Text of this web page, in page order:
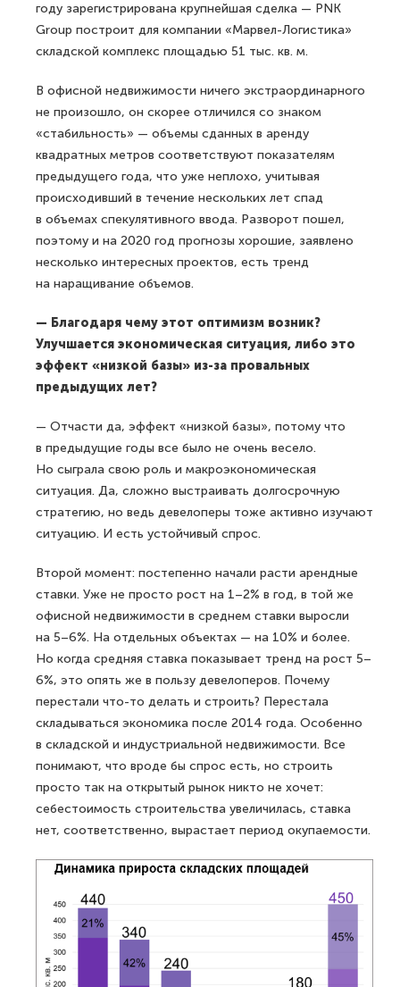
году зарегистрирована крупнейшая сделка — PNK
Group построит для компании «Марвел-Логистика»
складской комплекс площадью 51 тыс. кв. м.
В офисной недвижимости ничего экстраординарного
не произошло, он скорее отличился со знаком
«стабильность» — объемы сданных в аренду
квадратных метров соответствуют показателям
предыдущего года, что уже неплохо, учитывая
происходивший в течение нескольких лет спад
в объемах спекулятивного ввода. Разворот пошел,
поэтому и на 2020 год прогнозы хорошие, заявлено
несколько интересных проектов, есть тренд
на наращивание объемов.
— Благодаря чему этот оптимизм возник?
Улучшается экономическая ситуация, либо это
эффект «низкой базы» из-за провальных
предыдущих лет?
— Отчасти да, эффект «низкой базы», потому что
в предыдущие годы все было не очень весело.
Но сыграла свою роль и макроэкономическая
ситуация. Да, сложно выстраивать долгосрочную
стратегию, но ведь девелоперы тоже активно изучают
ситуацию. И есть устойчивый спрос.
Второй момент: постепенно начали расти арендные
ставки. Уже не просто рост на 1–2% в год, в той же
офисной недвижимости в среднем ставки выросли
на 5–6%. На отдельных объектах — на 10% и более.
Но когда средняя ставка показывает тренд на рост 5–
6%, это опять же в пользу девелоперов. Почему
перестали что-то делать и строить? Перестала
складываться экономика после 2014 года. Особенно
в складской и индустриальной недвижимости. Все
понимают, что вроде бы спрос есть, но строить
просто так на открытый рынок никто не хочет:
себестоимость строительства увеличилась, ставка
нет, соответственно, вырастает период окупаемости.